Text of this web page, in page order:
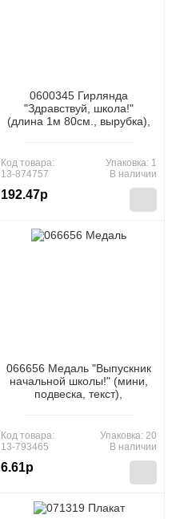
0600345 Гирлянда
"Здравствуй, школа!"
(длина 1м 80см., вырубка),
Код товара:
13-874757
192.47р
Упаковка: 1
В наличии
066656 Медаль "Выпускник
начальной школы!" (мини,
подвеска, текст),
Код товара:
13-793465
6.61р
Упаковка: 20
В наличии